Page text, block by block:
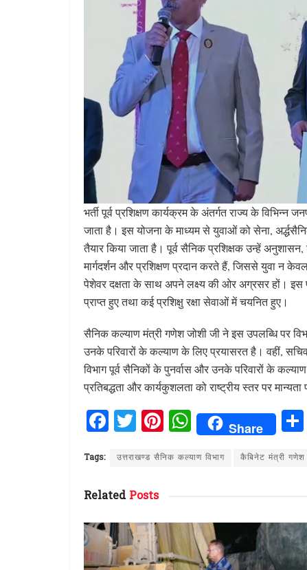
भर्ती पूर्व प्रशिक्षण कार्यक्रम के अंतर्गत राज्य के
जाता है। इस योजना के माध्यम से युवाओं को सेना,
तैयार किया जाता है। पूर्व सैनिक प्रशिक्षक उन्हें अनुशासन,
मार्गदर्शन और प्रशिक्षण प्रदान करते हैं, जिससे युवा न
पेशेवर दक्षता के साथ अपने लक्ष्य की ओर अग्रसर हों।
प्राप्त हुए तथा कई प्रशिक्षु रक्षा सेवाओं में चयनित हुए।
सैनिक कल्याण मंत्री गणेश जोशी जी ने इस उपलब्धि पर
उनके परिवारों के कल्याण के लिए प्रयासरत है। वहीं,
विभाग पूर्व सैनिकों के पुनर्वास और उनके परिवारों के
प्रतिबद्धता और कार्यकुशलता को राष्ट्रीय स्तर पर
F
a
ce
b
o
o
k
T
w
it
te
r
Pi
n
te
W
h
at
p
p
Share
Tags: उत्तराखण्ड सैनिक कल्याण विभाग कैबिनेट मंत्री गणेश
RelatedPosts